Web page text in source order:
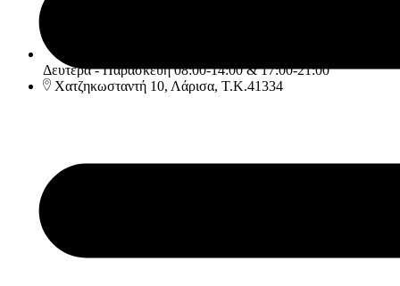
Δευτέρα - Παρασκεύη 08:00-14:00 & 17:00-21:00
Χατζηκωσταντή 10, Λάρισα, Τ.Κ.41334